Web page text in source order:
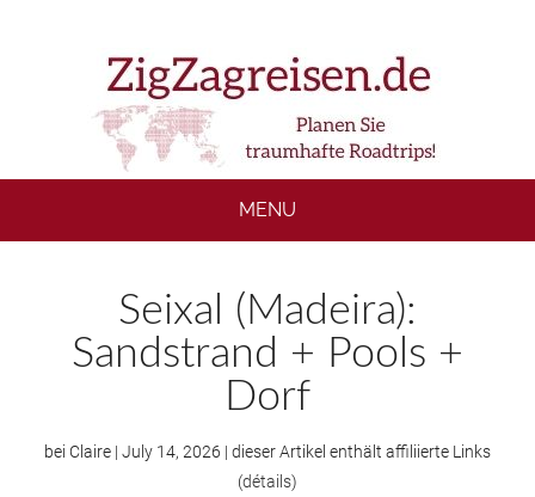
MENU
Seixal (Madeira):
Sandstrand + Pools +
Dorf
bei Claire | July 14, 2026 | dieser Artikel enthält affiliierte Links
(détails)